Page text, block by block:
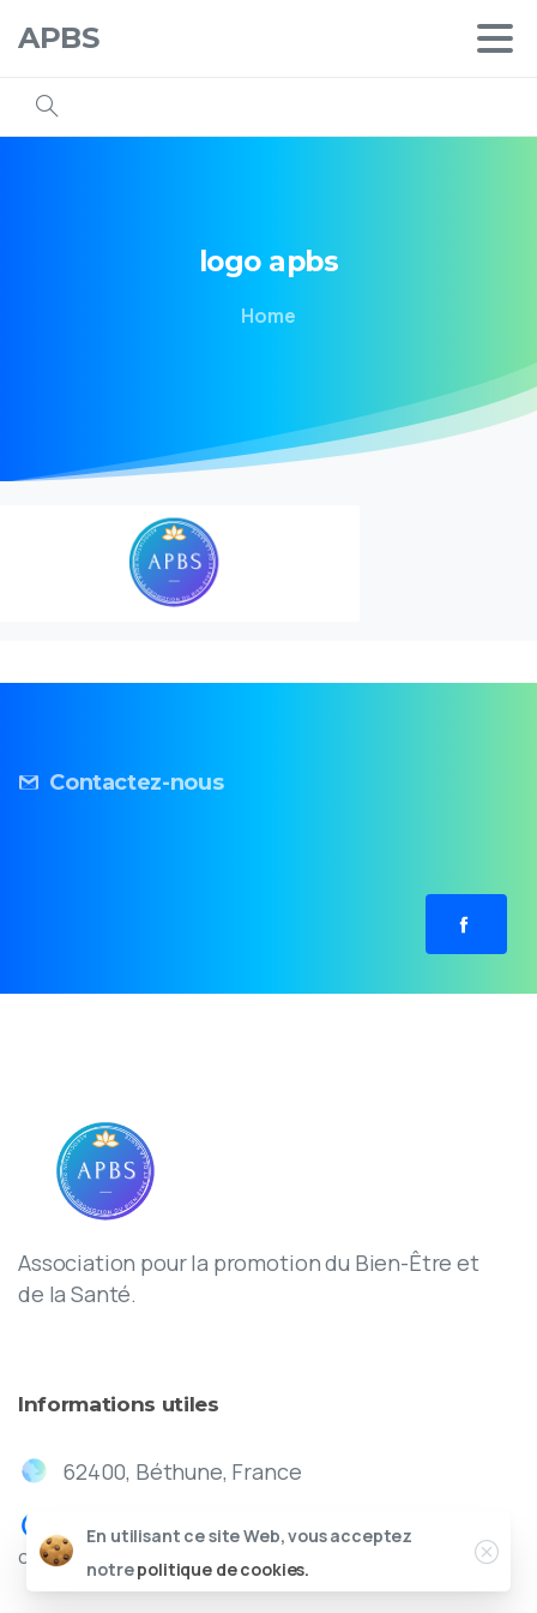
APBS
logo apbs
Home
Contactez-nous
Association pour la promotion du Bien-Être et
de la Santé.
Informations utiles
62400, Béthune, France
contact@apbs.fr
En utilisant ce site Web, vous acceptez
notrepolitique de cookies.